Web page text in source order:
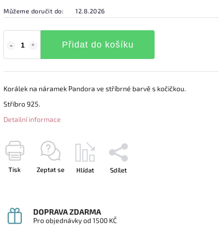
Můžeme doručit do:
12.8.2026
Přidat do košíku
Korálek na náramek Pandora ve stříbrné barvě s kočičkou.
Stříbro 925.
Detailní informace
Tisk Zeptat se Hlídat Sdílet
DOPRAVA ZDARMA
Pro objednávky od 1500 KČ